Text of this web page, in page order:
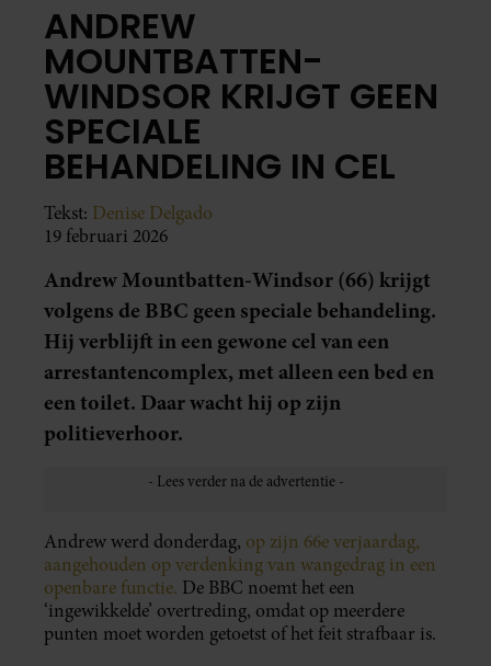
ANDREW
MOUNTBATTEN-
WINDSOR KRIJGT GEEN
SPECIALE
BEHANDELING IN CEL
Tekst: Denise Delgado
19 februari 2026
Andrew Mountbatten-Windsor (66) krijgt
volgens de BBC geen speciale behandeling.
Hij verblijft in een gewone cel van een
arrestantencomplex, met alleen een bed en
een toilet. Daar wacht hij op zijn
politieverhoor.
Andrew werd donderdag, op zijn 66e verjaardag,
aangehouden op verdenking van wangedrag in een
openbare functie. De BBC noemt het een
‘ingewikkelde’ overtreding, omdat op meerdere
punten moet worden getoetst of het feit strafbaar is.